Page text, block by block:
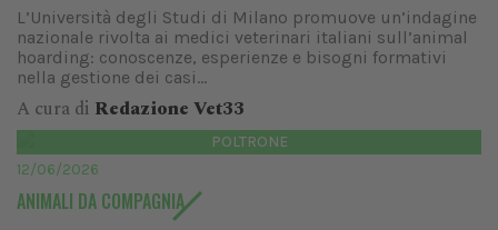
L’Università degli Studi di Milano promuove un’indagine
nazionale rivolta ai medici veterinari italiani sull’animal
hoarding: conoscenze, esperienze e bisogni formativi
nella gestione dei casi...
A cura di Redazione Vet33
POLTRONE
12/06/2026
ANIMALI DA COMPAGNIA